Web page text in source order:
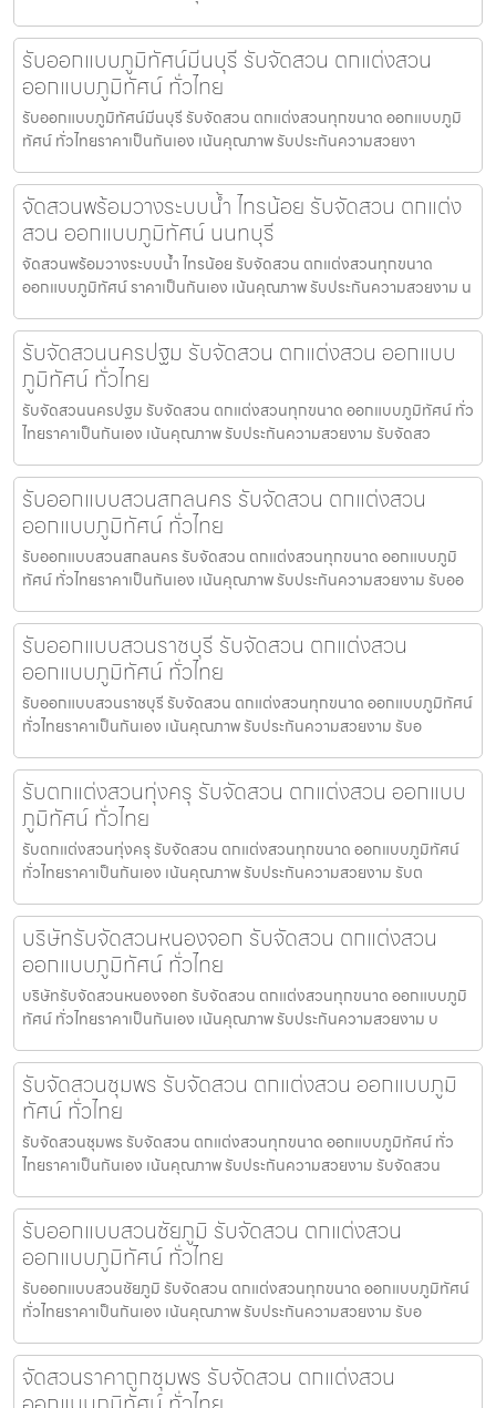
รับออกแบบภูมิทัศน์มีนบุรี รับจัดสวน ตกแต่งสวน
ออกแบบภูมิทัศน์ ทั่วไทย
รับออกแบบภูมิทัศน์มีนบุรี รับจัดสวน ตกแต่งสวนทุกขนาด ออกแบบภูมิ
ทัศน์ ทั่วไทยราคาเป็นกันเอง เน้นคุณภาพ รับประกันความสวยงา
จัดสวนพร้อมวางระบบน้ำ ไทรน้อย รับจัดสวน ตกแต่ง
สวน ออกแบบภูมิทัศน์ นนทบุรี
จัดสวนพร้อมวางระบบน้ำ ไทรน้อย รับจัดสวน ตกแต่งสวนทุกขนาด
ออกแบบภูมิทัศน์ ราคาเป็นกันเอง เน้นคุณภาพ รับประกันความสวยงาม น
รับจัดสวนนครปฐม รับจัดสวน ตกแต่งสวน ออกแบบ
ภูมิทัศน์ ทั่วไทย
รับจัดสวนนครปฐม รับจัดสวน ตกแต่งสวนทุกขนาด ออกแบบภูมิทัศน์ ทั่ว
ไทยราคาเป็นกันเอง เน้นคุณภาพ รับประกันความสวยงาม รับจัดสว
รับออกแบบสวนสกลนคร รับจัดสวน ตกแต่งสวน
ออกแบบภูมิทัศน์ ทั่วไทย
รับออกแบบสวนสกลนคร รับจัดสวน ตกแต่งสวนทุกขนาด ออกแบบภูมิ
ทัศน์ ทั่วไทยราคาเป็นกันเอง เน้นคุณภาพ รับประกันความสวยงาม รับออ
รับออกแบบสวนราชบุรี รับจัดสวน ตกแต่งสวน
ออกแบบภูมิทัศน์ ทั่วไทย
รับออกแบบสวนราชบุรี รับจัดสวน ตกแต่งสวนทุกขนาด ออกแบบภูมิทัศน์
ทั่วไทยราคาเป็นกันเอง เน้นคุณภาพ รับประกันความสวยงาม รับอ
รับตกแต่งสวนทุ่งครุ รับจัดสวน ตกแต่งสวน ออกแบบ
ภูมิทัศน์ ทั่วไทย
รับตกแต่งสวนทุ่งครุ รับจัดสวน ตกแต่งสวนทุกขนาด ออกแบบภูมิทัศน์
ทั่วไทยราคาเป็นกันเอง เน้นคุณภาพ รับประกันความสวยงาม รับต
บริษัทรับจัดสวนหนองจอก รับจัดสวน ตกแต่งสวน
ออกแบบภูมิทัศน์ ทั่วไทย
บริษัทรับจัดสวนหนองจอก รับจัดสวน ตกแต่งสวนทุกขนาด ออกแบบภูมิ
ทัศน์ ทั่วไทยราคาเป็นกันเอง เน้นคุณภาพ รับประกันความสวยงาม บ
รับจัดสวนชุมพร รับจัดสวน ตกแต่งสวน ออกแบบภูมิ
ทัศน์ ทั่วไทย
รับจัดสวนชุมพร รับจัดสวน ตกแต่งสวนทุกขนาด ออกแบบภูมิทัศน์ ทั่ว
ไทยราคาเป็นกันเอง เน้นคุณภาพ รับประกันความสวยงาม รับจัดสวน
รับออกแบบสวนชัยภูมิ รับจัดสวน ตกแต่งสวน
ออกแบบภูมิทัศน์ ทั่วไทย
รับออกแบบสวนชัยภูมิ รับจัดสวน ตกแต่งสวนทุกขนาด ออกแบบภูมิทัศน์
ทั่วไทยราคาเป็นกันเอง เน้นคุณภาพ รับประกันความสวยงาม รับอ
จัดสวนราคาถูกชุมพร รับจัดสวน ตกแต่งสวน